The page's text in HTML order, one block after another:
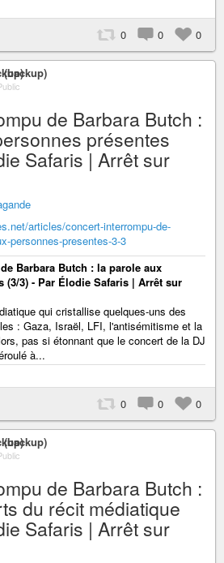
0 0 0
de Barbara Butch :
présentes
Safaris | Arrêt sur
articles/concert-interrompu-de-
personnes-presentes-3-3
Barbara Butch : la parole aux
(3/3) - Par Élodie Safaris | Arrêt sur
qui cristallise quelques-uns des
: Gaza, Israël, LFI, l'antisémitisme et la
pas si étonnant que le concert de la DJ
à...
0 0 0
de Barbara Butch :
du récit médiatique
Safaris | Arrêt sur